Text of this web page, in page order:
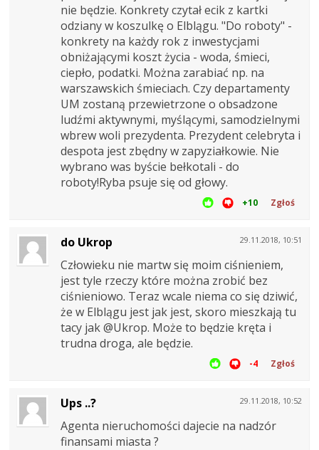
nie będzie. Konkrety czytał ecik z kartki
odziany w koszulkę o Elblągu. "Do roboty" -
konkrety na każdy rok z inwestycjami
obniżającymi koszt życia - woda, śmieci,
ciepło, podatki. Można zarabiać np. na
warszawskich śmieciach. Czy departamenty
UM zostaną przewietrzone o obsadzone
ludźmi aktywnymi, myślącymi, samodzielnymi
wbrew woli prezydenta. Prezydent celebryta i
despota jest zbędny w zapyziałkowie. Nie
wybrano was byście bełkotali - do
roboty!Ryba psuje się od głowy.
+10 Zgłoś
29.11.2018, 10:51
do Ukrop
Człowieku nie martw się moim ciśnieniem,
jest tyle rzeczy które można zrobić bez
ciśnieniowo. Teraz wcale niema co się dziwić,
że w Elblągu jest jak jest, skoro mieszkają tu
tacy jak @Ukrop. Może to będzie kręta i
trudna droga, ale będzie.
-4 Zgłoś
29.11.2018, 10:52
Ups ..?
Agenta nieruchomości dajecie na nadzór
finansami miasta ?